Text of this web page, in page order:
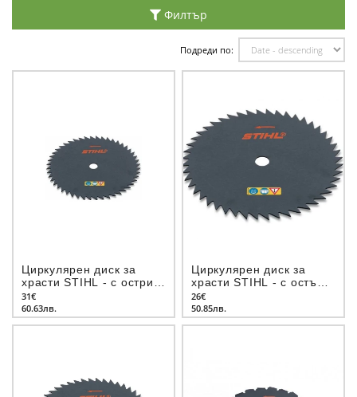
Филтър
Подреди по:
Циркулярен диск за
храсти STIHL - с остри
зъби
31€
60.63лв.
Циркулярен диск за
храсти STIHL - с остър
зъб
26€
50.85лв.